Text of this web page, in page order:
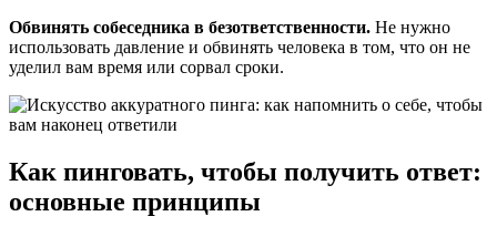
Обвинять собеседника в безответственности. Не нужно
использовать давление и обвинять человека в том, что он не
уделил вам время или сорвал сроки.
Как пинговать, чтобы получить ответ:
основные принципы